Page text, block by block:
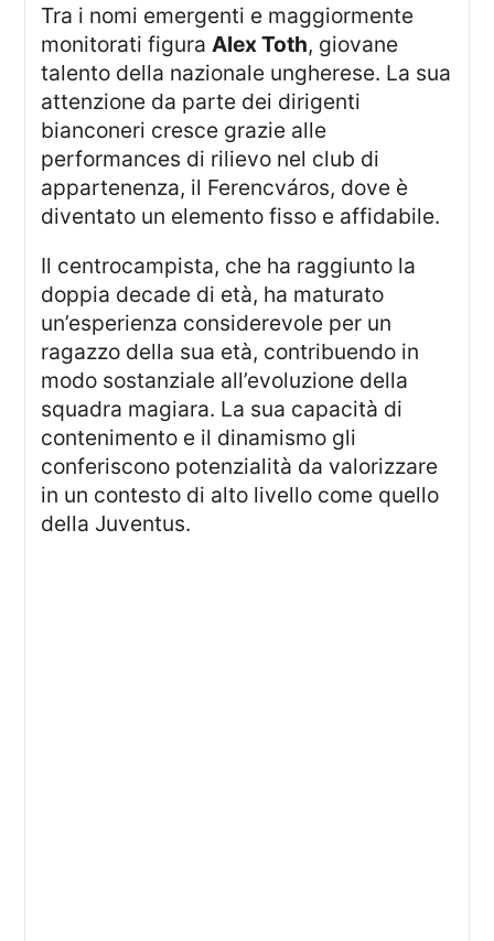
Tra i nomi emergenti e maggiormente
monitorati figura Alex Toth, giovane
talento della nazionale ungherese. La sua
attenzione da parte dei dirigenti
bianconeri cresce grazie alle
performances di rilievo nel club di
appartenenza, il Ferencváros, dove è
diventato un elemento fisso e affidabile.
Il centrocampista, che ha raggiunto la
doppia decade di età, ha maturato
un’esperienza considerevole per un
ragazzo della sua età, contribuendo in
modo sostanziale all’evoluzione della
squadra magiara. La sua capacità di
contenimento e il dinamismo gli
conferiscono potenzialità da valorizzare
in un contesto di alto livello come quello
della Juventus.